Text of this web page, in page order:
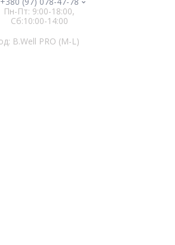
Пн-Пт: 9:00-18:00,
Сб:10:00-14:00
B.Well PRO (M-L)